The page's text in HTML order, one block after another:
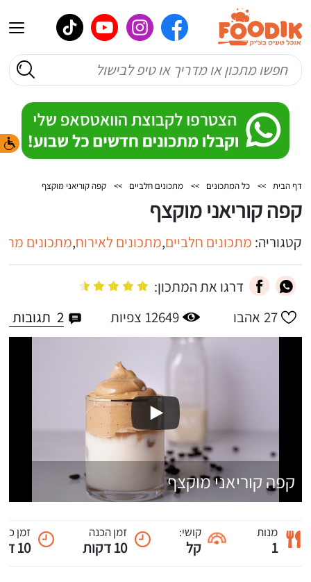
דף הבית >> כל המתכונים >> מתכונים חלביים >> קפה קוריאני מוקצף
קפה קוריאני מוקצף
קטגוריה: מתכונים חלביים,מתכונים לאירוח,מתכונים
דרגו את המתכון:
27 אהבו 12649 צפיות 2 תגובות
קפה קוריאני מוקצף
מנות
1
קושי:
קל
זמן הכנה
10 דקות
זמן
10 דקות